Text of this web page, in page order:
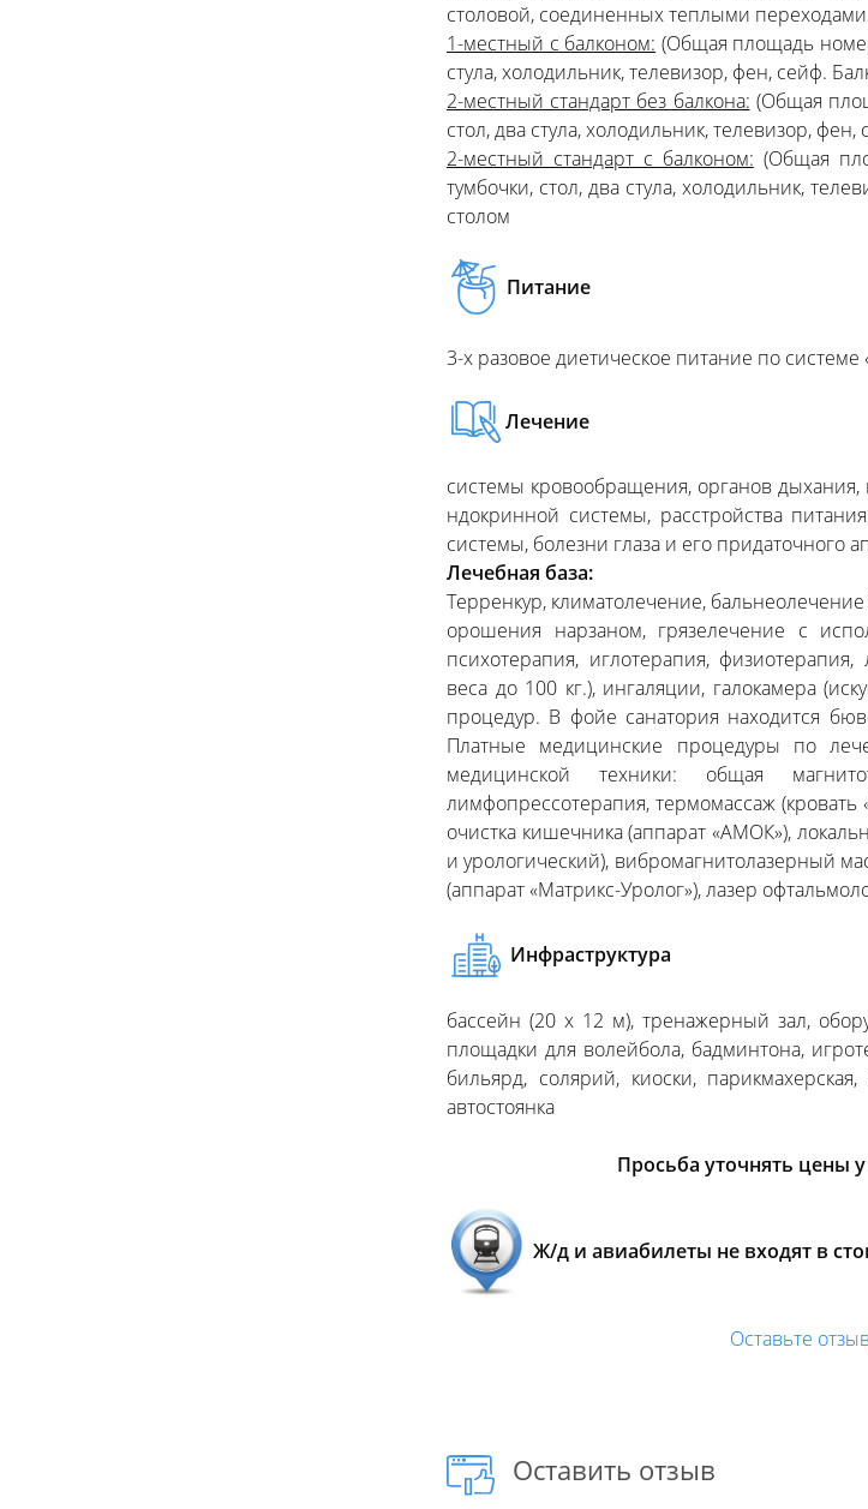
столовой, соединенных теплыми
1-местный с балконом: (Общая площадь
стула, холодильник, телевизор, фен, сейф.
2-местный стандарт без балкона: (Общая
стол, два стула, холодильник, телевизор, фен,
2-местный стандарт с балконом: (Общая
тумбочки, стол, два стула, холодильник,
столом
Питание
3-х разовое диетическое питание по системе
Лечение
системы кровообращения, органов
ндокринной системы, расстройства
системы, болезни глаза и его придаточного
Лечебная база:
Терренкур, климатолечение,
орошения нарзаном, грязелечение с
психотерапия, иглотерапия,
веса до 100 кг.), ингаляции, галокамера
процедур. В фойе санатория находится
Платные медицинские процедуры по
медицинской техники: общая
лимфопрессотерапия, термомассаж
очистка кишечника (аппарат «АМОК»),
и урологический), вибромагнитолазерный
(аппарат «Матрикс-Уролог»), лазер
Инфраструктура
бассейн (20 х 12 м), тренажерный зал,
площадки для волейбола, бадминтона,
бильярд, солярий, киоски,
автостоянка
Просьба уточнять цены
Ж/д и авиабилеты не входят в
Оставьте
Оставить отзыв